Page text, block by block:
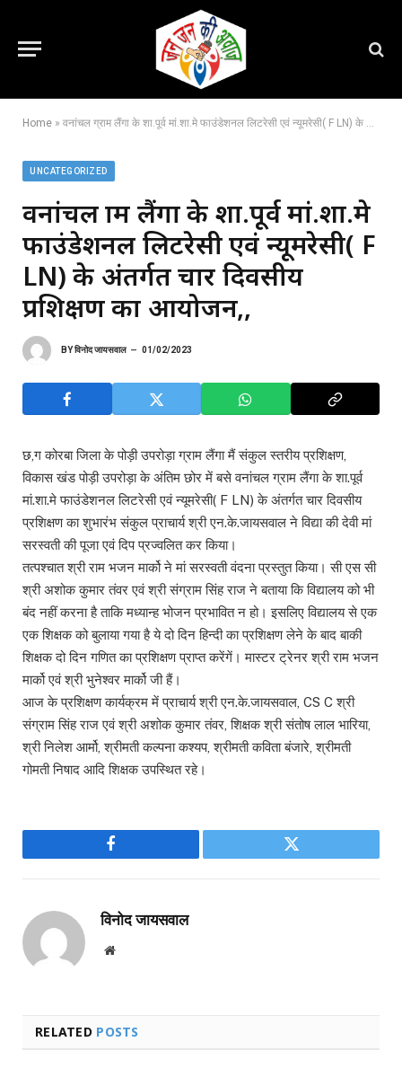
Home » वनांचल ग्राम लैंगा के शा.पूर्व मां.शा.मे फाउंडेशनल लिटरेसी एवं न्यूमरेसी( F LN) के अंतर्गत चार दिवसीय प्रशिक्षण का आयोजन,,
UNCATEGORIZED
वनांचल ग्राम लैंगा के शा.पूर्व मां.शा.मे
फाउंडेशनल लिटरेसी एवं न्यूमरेसी( F
LN) के अंतर्गत चार दिवसीय
प्रशिक्षण का आयोजन,,
BYविनोद जायसवाल 01/02/2023
छ,ग कोरबा जिला के पोड़ी उपरोड़ा ग्राम लैंगा मैं संकुल स्तरीय प्रशिक्षण,
विकास खंड पोड़ी उपरोड़ा के अंतिम छोर में बसे वनांचल ग्राम लैंगा के शा.पूर्व
मां.शा.मे फाउंडेशनल लिटरेसी एवं न्यूमरेसी( F LN) के अंतर्गत चार दिवसीय
प्रशिक्षण का शुभारंभ संकुल प्राचार्य श्री एन.के.जायसवाल ने विद्या की देवी मां
सरस्वती की पूजा एवं दिप प्रज्वलित कर किया।
तत्पश्चात श्री राम भजन मार्को ने मां सरस्वती वंदना प्रस्तुत किया। सी एस सी
श्री अशोक कुमार तंवर एवं श्री संग्राम सिंह राज ने बताया कि विद्यालय को भी
बंद नहीं करना है ताकि मध्यान्ह भोजन प्रभावित न हो। इसलिए विद्यालय से एक
एक शिक्षक को बुलाया गया है ये दो दिन हिन्दी का प्रशिक्षण लेने के बाद बाकी
शिक्षक दो दिन गणित का प्रशिक्षण प्राप्त करेंगें। मास्टर ट्रेनर श्री राम भजन
मार्को एवं श्री भुनेश्वर मार्को जी हैं।
आज के प्रशिक्षण कार्यक्रम में प्राचार्य श्री एन.के.जायसवाल, CS C श्री
संग्राम सिंह राज एवं श्री अशोक कुमार तंवर, शिक्षक श्री संतोष लाल भारिया,
श्री निलेश आर्मो, श्रीमती कल्पना कश्यप, श्रीमती कविता बंजारे, श्रीमती
गोमती निषाद आदि शिक्षक उपस्थित रहे।
Facebook Twitter
विनोद जायसवाल
Website
RELATED POSTS